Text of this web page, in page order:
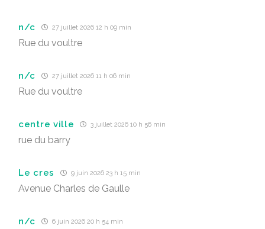
n/c 27 juillet 2026 12 h 09 min
Rue du voultre
n/c 27 juillet 2026 11 h 06 min
Rue du voultre
centre ville 3 juillet 2026 10 h 56 min
rue du barry
Le cres 9 juin 2026 23 h 15 min
Avenue Charles de Gaulle
n/c 6 juin 2026 20 h 54 min